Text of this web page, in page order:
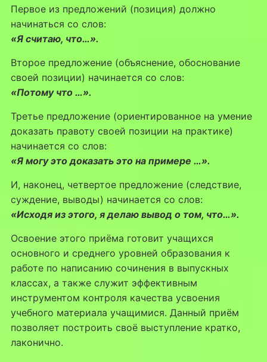
Первое из предложений (позиция) должно
начинаться со слов:
«Я считаю, что…».
Второе предложение (объяснение, обоснование
своей позиции) начинается со слов:
«Потому что …».
Третье предложение (ориентированное на умение
доказать правоту своей позиции на практике)
начинается со слов:
«Я могу это доказать это на примере …».
И, наконец, четвертое предложение (следствие,
суждение, выводы) начинается со слов:
«Исходя из этого, я делаю вывод о том, что…».
Освоение этого приёма готовит учащихся
основного и среднего уровней образования к
работе по написанию сочинения в выпускных
классах, а также служит эффективным
инструментом контроля качества усвоения
учебного материала учащимися. Данный приём
позволяет построить своё выступление кратко,
лаконично.